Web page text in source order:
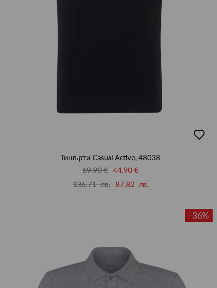
в
Тишърти Casual Active, 48038
69.90 € 44.90 €
136.71 лв.
87.82 лв.
-36%